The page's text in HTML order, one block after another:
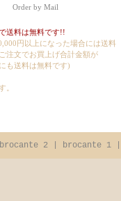
Order by Mail
送料は無料です!!
円以上になった場合には送料
注文でお買上げ合計金額が
も送料は無料です)
。
brocante 2 brocante 1